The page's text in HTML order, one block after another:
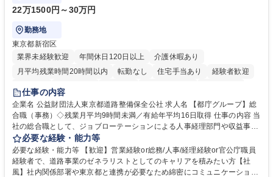
22万1500円～30万円
勤務地
東京都新宿区
業界未経験歓迎
年間休日120日以上
介護休暇あり
月平均残業時間20時間以内
転勤なし 住宅手当あり
経験者歓迎
研修あり
退職金あり
駅近5分以内
資格取得手当あり 食事補助あり
仕事の内容
企業名 公益財団法人東京都道路整備保全公社 求人名 【都庁グループ】総
合職（事務）◇残業月平均9時間未満／有給年平均16日取得 仕事の内容 当
社の総合職として、ジョブローテーションによる人事経理部門や収益事業
等のフロント部門の部署等幅広い部署での業務をお任せいたします。研修
制度やキャリア支援が充実しております！ ※下記業務詳細 【業務詳細】■
管理部門：広報、人事、経理など当公社の運営に係る管理業務 ■収益部
門：駐車場の新規開拓、管理運営、新宿駅西口広場の「イベントコーナ
必要な経験・能力等
必要な経験・能力等 【歓迎】営業経験or総務/人事/経理経験or官公庁職員
経験者で、道路事業のゼネラリストとしてのキャリアを積みたい方【社
風】社内関係部署や東京都と連携が必要なため綿密にコミュニケーション